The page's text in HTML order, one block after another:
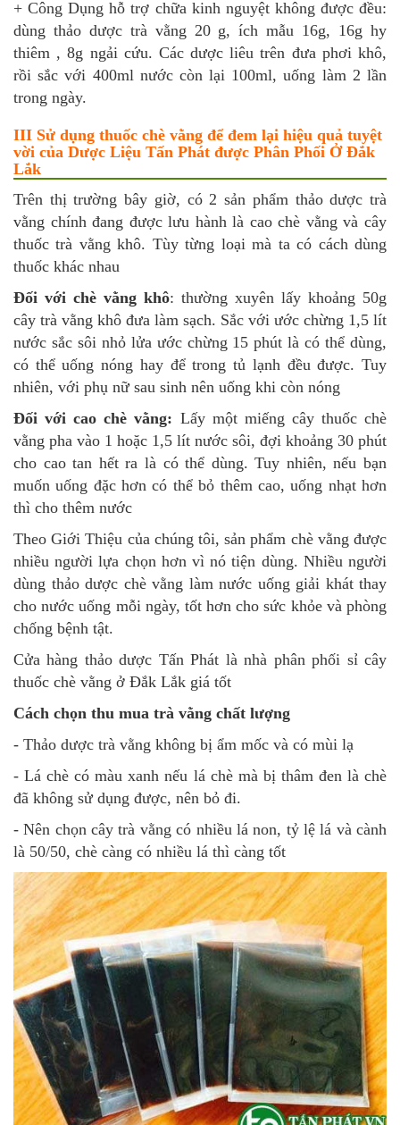
+ Công Dụng hỗ trợ chữa kinh nguyệt không được đều:
dùng thảo dược trà vằng 20 g, ích mẫu 16g, 16g hy
thiêm , 8g ngải cứu. Các dược liêu trên đưa phơi khô,
rồi sắc với 400ml nước còn lại 100ml, uống làm 2 lần
trong ngày.
III Sử dụng thuốc chè vằng để đem lại hiệu quả tuyệt
vời của Dược Liệu Tấn Phát được Phân Phối Ở Đắk
Lắk
Trên thị trường bây giờ, có 2 sản phẩm thảo dược trà
vằng chính đang được lưu hành là cao chè vằng và cây
thuốc trà vằng khô. Tùy từng loại mà ta có cách dùng
thuốc khác nhau
Đối với chè vằng khô: thường xuyên lấy khoảng 50g
cây trà vằng khô đưa làm sạch. Sắc với ước chừng 1,5 lít
nước sắc sôi nhỏ lửa ước chừng 15 phút là có thể dùng,
có thể uống nóng hay để trong tủ lạnh đều được. Tuy
nhiên, với phụ nữ sau sinh nên uống khi còn nóng
Đối với cao chè vằng: Lấy một miếng cây thuốc chè
vằng pha vào 1 hoặc 1,5 lít nước sôi, đợi khoảng 30 phút
cho cao tan hết ra là có thể dùng. Tuy nhiên, nếu bạn
muốn uống đặc hơn có thể bỏ thêm cao, uống nhạt hơn
thì cho thêm nước
Theo Giới Thiệu của chúng tôi, sản phẩm chè vằng được
nhiều người lựa chọn hơn vì nó tiện dùng. Nhiều người
dùng thảo dược chè vằng làm nước uống giải khát thay
cho nước uống mỗi ngày, tốt hơn cho sức khỏe và phòng
chống bệnh tật.
Cửa hàng thảo dược Tấn Phát là nhà phân phối sỉ cây
thuốc chè vằng ở Đắk Lắk giá tốt
Cách chọn thu mua trà vằng chất lượng
- Thảo dược trà vằng không bị ẩm mốc và có mùi lạ
- Lá chè có màu xanh nếu lá chè mà bị thâm đen là chè
đã không sử dụng được, nên bỏ đi.
- Nên chọn cây trà vằng có nhiều lá non, tỷ lệ lá và cành
là 50/50, chè càng có nhiều lá thì càng tốt